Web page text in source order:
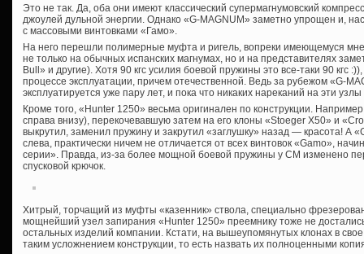
Это не так. Да, оба они имеют классический супермагнумовский
джоулей дульной энергии. Однако «G-MAGNUM» заметно упрощен и,
с массовыми винтовками «Гамо».
На него перешли полимерные муфта и ригель, вопреки имеющемуся
не только на обычных испанских магнумах, но и на представителях
Bull» и другие). Хотя 90 кгс усилия боевой пружины это все-таки 90 кгс
процессе эксплуатации, причем отечественной. Ведь за рубежом «G-
эксплуатируется уже пару лет, и пока что никаких нареканий на эти
Кроме того, «Hunter 1250» весьма оригинален по конструкции.
справа внизу), перекочевавшую затем на его клоны «Stoeger Х50» и
выкрутил, заменил пружину и закрутил «заглушку» назад — красота! А
слева, практически ничем не отличается от всех винтовок «Gamo»,
серии». Правда, из-за более мощной боевой пружины у СМ изменено
спусковой крючок.
Хитрый, торчащий из муфты «казенник» ствола, специально
мощнейший узел запирания «Hunter 1250» преемнику тоже не
остальных изделий компании. Кстати, на вышеупомянутых клонах в
таким усложнением конструкции, то есть назвать их полноценными